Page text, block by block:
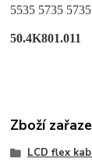
5535 5735
50.4K801.011
Zboží
LCD flex